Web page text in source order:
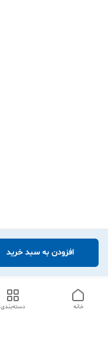
افزودن به سبد خرید
دسته‌بندی خانه